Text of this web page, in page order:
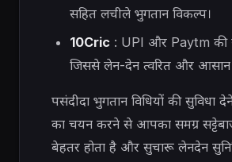
सहित लचीले भुगतान विकल्प।
10Cric: UPI और Paytm की
जिससे लेन-देन त्वरित और आसान
पसंदीदा भुगतान विधियों की सुविधा
का चयन करने से आपका समग्र
बेहतर होता है और सुचारू लेनदेन